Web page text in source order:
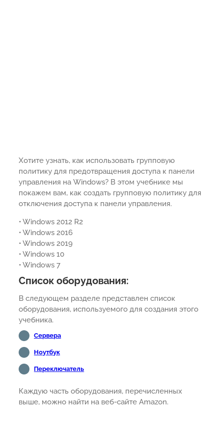
Хотите узнать, как использовать групповую
политику для предотвращения доступа к панели
управления на Windows? В этом учебнике мы
покажем вам, как создать групповую политику для
отключения доступа к панели управления.
• Windows 2012 R2
• Windows 2016
• Windows 2019
• Windows 10
• Windows 7
Список оборудования:
В следующем разделе представлен список
оборудования, используемого для создания этого
учебника.
Сервера
Ноутбук
Переключатель
Каждую часть оборудования, перечисленных
выше, можно найти на веб-сайте Amazon.